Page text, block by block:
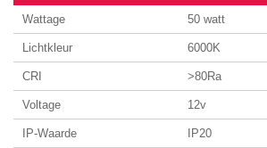
Wattage 50 watt
Lichtkleur 6000K
CRI >80Ra
Voltage 12v
IP-Waarde IP20